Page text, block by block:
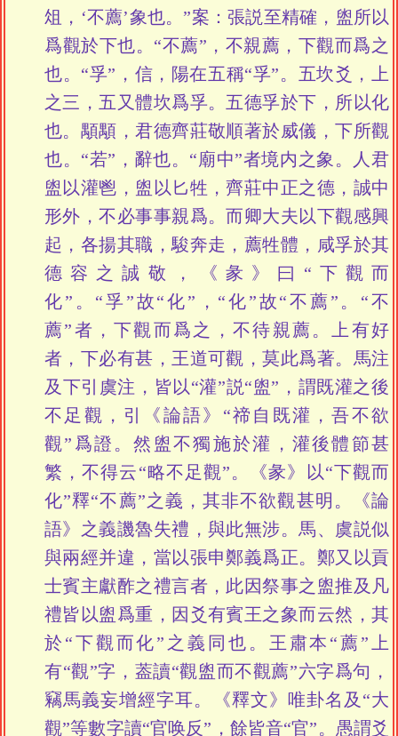
俎，‘不薦’象也。”案：張説至精確，盥所以
爲觀於下也。“不薦”，不親薦，下觀而爲之
也。“孚”，信，陽在五稱“孚”。五坎爻，上
之三，五又體坎爲孚。五德孚於下，所以化
也。顒顒，君德齊莊敬順著於威儀，下所觀
也。“若”，辭也。“廟中”者境内之象。人君
盥以灌鬯，盥以匕牲，齊莊中正之德，誠中
形外，不必事事親爲。而卿大夫以下觀感興
起，各揚其職，駿奔走，薦牲體，咸孚於其
德容之誠敬，《彖》曰“下觀而
化”。“孚”故“化”，“化”故“不薦”。“不
薦”者，下觀而爲之，不待親薦。上有好
者，下必有甚，王道可觀，莫此爲著。馬注
及下引虞注，皆以“灌”説“盥”，謂既灌之後
不足觀，引《論語》“禘自既灌，吾不欲
觀”爲證。然盥不獨施於灌，灌後體節甚
繁，不得云“略不足觀”。《彖》以“下觀而
化”釋“不薦”之義，其非不欲觀甚明。《論
語》之義譏魯失禮，與此無涉。馬、虞説似
與兩經并違，當以張申鄭義爲正。鄭又以貢
士賓主獻酢之禮言者，此因祭事之盥推及凡
禮皆以盥爲重，因爻有賓王之象而云然，其
於“下觀而化”之義同也。王肅本“薦”上
有“觀”字，葢讀“觀盥而不觀薦”六字爲句，
竊馬義妄增經字耳。《釋文》唯卦名及“大
觀”等數字讀“官唤反”，餘皆音“官”。愚謂爻